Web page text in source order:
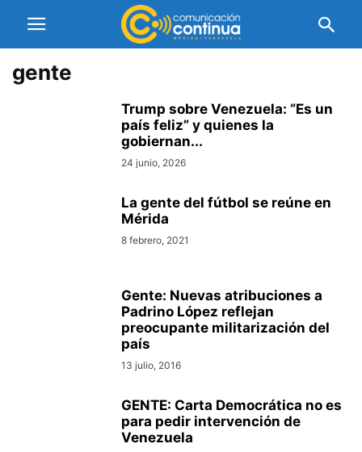
gente
Trump sobre Venezuela: “Es un
país feliz” y quienes la
gobiernan...
24 junio, 2026
La gente del fútbol se reúne en
Mérida
8 febrero, 2021
Gente: Nuevas atribuciones a
Padrino López reflejan
preocupante militarización del
país
13 julio, 2016
GENTE: Carta Democrática no es
para pedir intervención de
Venezuela